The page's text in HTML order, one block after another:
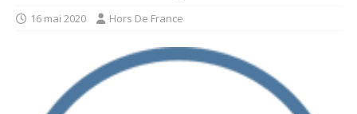
16 mai 2020 Hors De France